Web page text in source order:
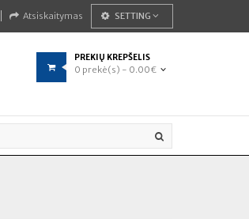
Atsiskaitymas SETTING
PREKIŲ KREPŠELIS
0 prekė(s) - 0.00€